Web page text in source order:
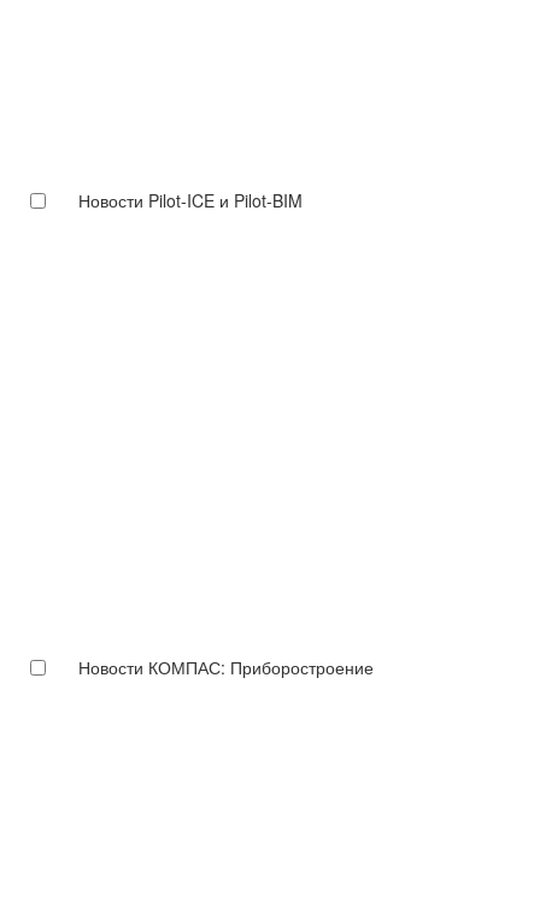
Новости Pilot-ICE и Pilot-BIM
Новости КОМПАС: Приборостроение